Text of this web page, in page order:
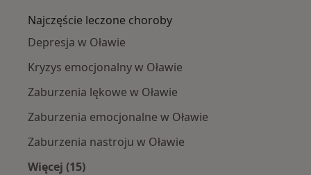
Najczęście leczone choroby
Depresja w Oławie
Kryzys emocjonalny w Oławie
Zaburzenia lękowe w Oławie
Zaburzenia emocjonalne w Oławie
Zaburzenia nastroju w Oławie
Więcej (15)